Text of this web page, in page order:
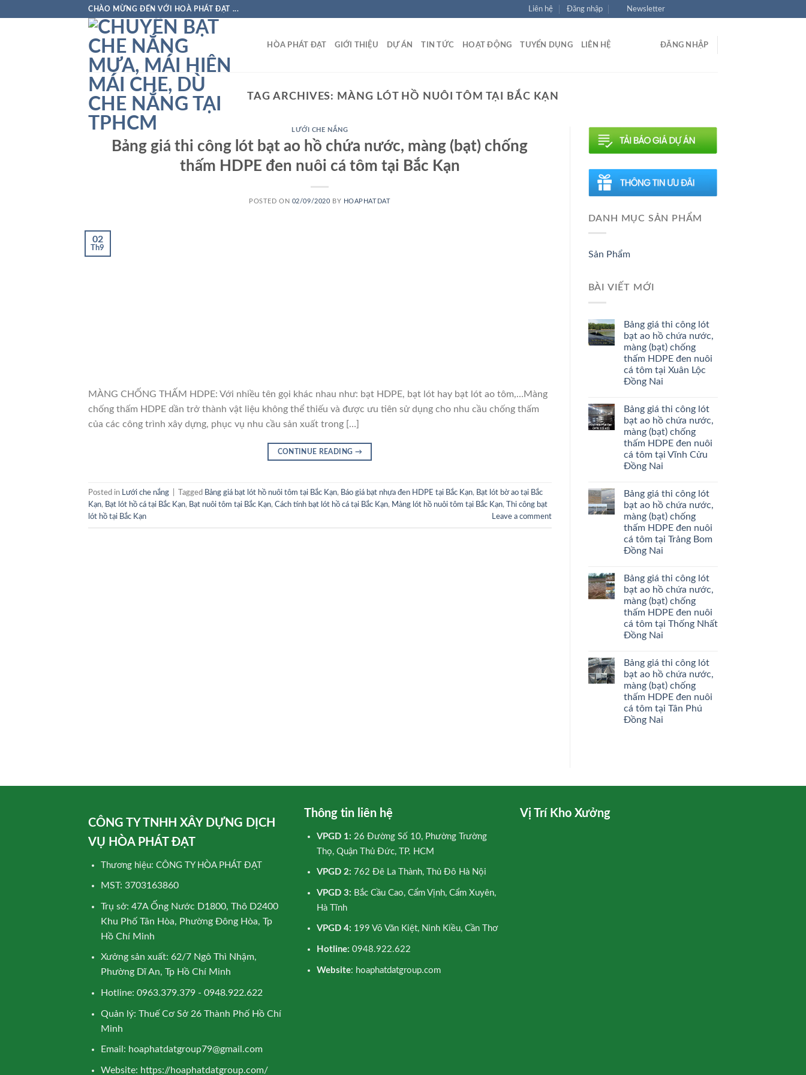
CHÀO MỪNG ĐẾN VỚI HOÀ PHÁT ĐẠT ... Liên hệ Đăng nhập Newsletter
HÒA PHÁT ĐẠT GIỚI THIỆU DỰ ÁN TIN TỨC HOẠT ĐỘNG TUYỂN DỤNG LIÊN HỆ ĐĂNG NHẬP
TAG ARCHIVES: MÀNG LÓT HỒ NUÔI TÔM TẠI BẮC KẠN
LƯỚI CHE NẮNG
Bảng giá thi công lót bạt ao hồ chứa nước, màng (bạt) chống
thấm HDPE đen nuôi cá tôm tại Bắc Kạn
POSTED ON 02/09/2020 BY HOAPHATDAT
02
Th9
MÀNG CHỐNG THẤM HDPE: Với nhiều tên gọi khác nhau như: bạt HDPE, bạt lót hay bạt lót ao tôm,…Màng
chống thấm HDPE dần trở thành vật liệu không thể thiếu và được ưu tiên sử dụng cho nhu cầu chống thấm
của các công trình xây dựng, phục vụ nhu cầu sản xuất trong […]
CONTINUE READING →
Posted in Lưới che nắng Tagged Bảng giá bạt lót hồ nuôi tôm tại Bắc Kạn, Báo giá bạt nhựa đen HDPE tại Bắc Kạn, Bạt lót bờ ao tại Bắc
Kạn, Bạt lót hồ cá tại Bắc Kạn, Bạt nuôi tôm tại Bắc Kạn, Cách tính bạt lót hồ cá tại Bắc Kạn, Màng lót hồ nuôi tôm tại Bắc Kạn,
Thi công bạt
lót hồ tại Bắc Kạn
Leave a comment
DANH MỤC SẢN PHẨM
Sản Phẩm
BÀI VIẾT MỚI
Bảng giá thi công lót
bạt ao hồ chứa nước,
màng (bạt) chống
thấm HDPE đen nuôi
cá tôm tại Xuân Lộc
Đồng Nai
Bảng giá thi công lót
bạt ao hồ chứa nước,
màng (bạt) chống
thấm HDPE đen nuôi
cá tôm tại Vĩnh Cửu
Đồng Nai
Bảng giá thi công lót
bạt ao hồ chứa nước,
màng (bạt) chống
thấm HDPE đen nuôi
cá tôm tại Trảng Bom
Đồng Nai
Bảng giá thi công lót
bạt ao hồ chứa nước,
màng (bạt) chống
thấm HDPE đen nuôi
cá tôm tại Thống Nhất
Đồng Nai
Bảng giá thi công lót
bạt ao hồ chứa nước,
màng (bạt) chống
thấm HDPE đen nuôi
cá tôm tại Tân Phú
Đồng Nai
CÔNG TY TNHH XÂY DỰNG DỊCH
VỤ HÒA PHÁT ĐẠT
Thương hiệu: CÔNG TY HÒA PHÁT ĐẠT
MST: 3703163860
Trụ sở: 47A Ống Nước D1800, Thô D2400
Khu Phố Tân Hòa, Phường Đông Hòa, Tp
Hồ Chí Minh
Xưởng sản xuất: 62/7 Ngô Thì Nhậm,
Phường Dĩ An, Tp Hồ Chí Minh
Hotline: 0963.379.379 - 0948.922.622
Quản lý: Thuế Cơ Sở 26 Thành Phố Hồ Chí
Minh
Email: hoaphatdatgroup79@gmail.com
Website: https://hoaphatdatgroup.com/
Thông tin liên hệ
VPGD 1: 26 Đường Số 10, Phường Trường
Thọ, Quận Thủ Đức, TP. HCM
VPGD 2: 762 Đê La Thành, Thủ Đô Hà Nội
VPGD 3: Bắc Cầu Cao, Cẩm Vịnh, Cẩm Xuyên,
Hà Tĩnh
VPGD 4: 199 Võ Văn Kiệt, Ninh Kiều, Cần Thơ
Hotline: 0948.922.622
Website: hoaphatdatgroup.com
Vị Trí Kho Xưởng